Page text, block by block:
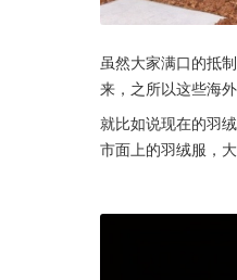
虽然大家满口的抵
来，之所以这些海
就比如说现在的羽
市面上的羽绒服，